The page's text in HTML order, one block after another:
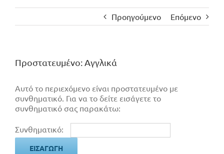
Προηγούμενο Επόμενο
Πρoστατευμένο: Αγγλικά
Αυτό το περιεχόμενο είναι προστατευμένο με
συνθηματικό. Για να το δείτε εισάγετε το
συνθηματικό σας παρακάτω:
Συνθηματικό: